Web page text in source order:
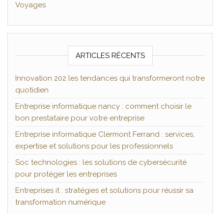
Voyages
ARTICLES RÉCENTS
Innovation 202 les tendances qui transformeront notre
quotidien
Entreprise informatique nancy : comment choisir le
bon prestataire pour votre entreprise
Entreprise informatique Clermont Ferrand : services,
expertise et solutions pour les professionnels
Soc technologies : les solutions de cybersécurité
pour protéger les entreprises
Entreprises it : stratégies et solutions pour réussir sa
transformation numérique